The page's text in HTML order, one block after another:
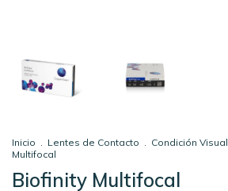
Inicio . Lentes de Contacto . Condición Visual
Multifocal
Biofinity Multifocal